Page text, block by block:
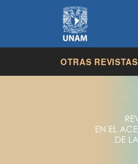
OTRAS REVISTAS